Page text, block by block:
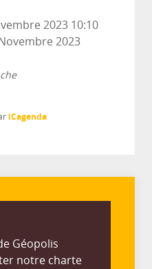
2023 10:10
2023
iCagenda
Géopolis
notre charte